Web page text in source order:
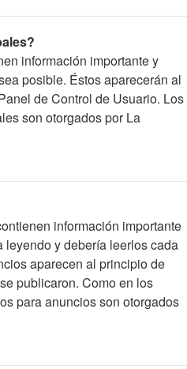
información importante y
posible. Éstos aparecerán al
de Control de Usuario. Los
son otorgados por La
información importante
leyendo y debería leerlos cada
aparecen al principio de
publicaron. Como en los
para anuncios son otorgados